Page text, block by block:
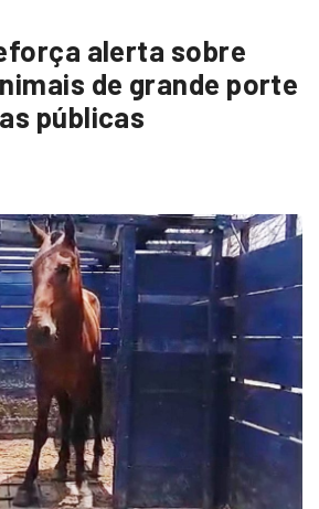
alerta sobre
de grande porte
públicas